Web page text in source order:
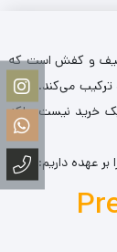
و کفش است که
ترکیب می‌کند. ما در
خرید نیست، بلکه
بر عهده داریم: